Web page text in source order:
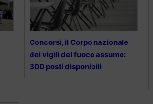
Concorsi, il Corpo nazionale
dei vigili del fuoco assume:
300 posti disponibili